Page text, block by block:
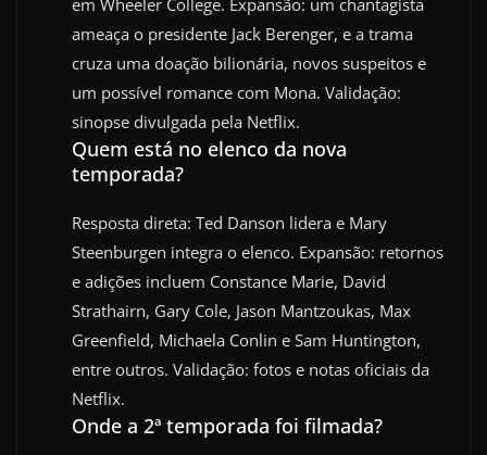
em Wheeler College. Expansão: um chantagista
ameaça o presidente Jack Berenger, e a trama
cruza uma doação bilionária, novos suspeitos e
um possível romance com Mona. Validação:
sinopse divulgada pela Netflix.
Quem está no elenco da nova
temporada?
Resposta direta: Ted Danson lidera e Mary
Steenburgen integra o elenco. Expansão: retornos
e adições incluem Constance Marie, David
Strathairn, Gary Cole, Jason Mantzoukas, Max
Greenfield, Michaela Conlin e Sam Huntington,
entre outros. Validação: fotos e notas oficiais da
Netflix.
Onde a 2ª temporada foi filmada?